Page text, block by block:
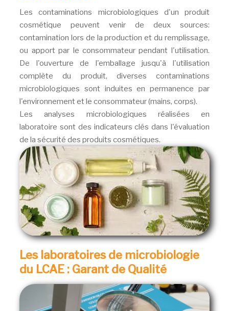
Les contaminations microbiologiques d'un produit
cosmétique peuvent venir de deux sources:
contamination lors de la production et du remplissage,
ou apport par le consommateur pendant l'utilisation.
De l'ouverture de l'emballage jusqu'à l'utilisation
complète du produit, diverses contaminations
microbiologiques sont induites en permanence par
l'environnement et le consommateur (mains, corps).
Les analyses microbiologiques réalisées en
laboratoire sont des indicateurs clés dans l'évaluation
de la sécurité des produits cosmétiques.
Les laboratoires de microbiologie
du LCAE : Garant de Qualité